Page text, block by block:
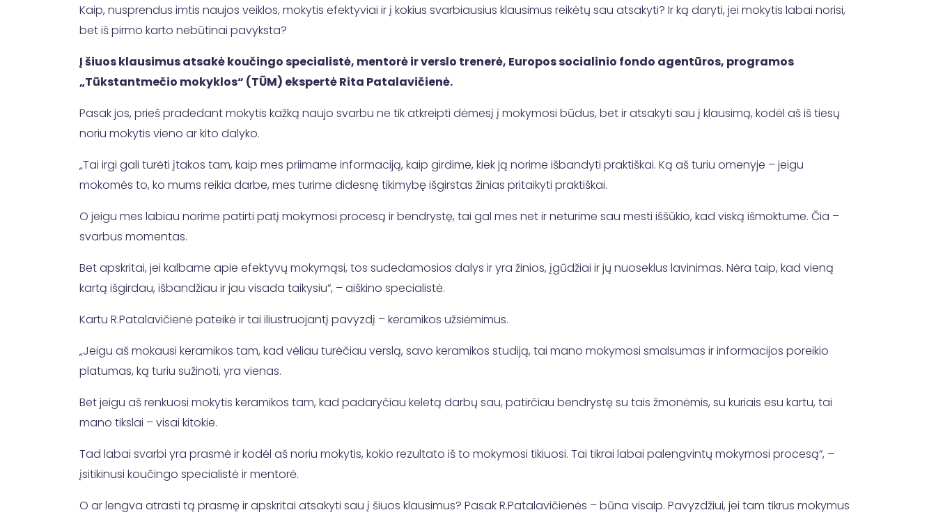
Kaip, nusprendus imtis naujos veiklos, mokytis efektyviai ir į kokius svarbiausius klausimus reikėtų sau atsakyti? Ir ką daryti, jei mokytis labai norisi,
bet iš pirmo karto nebūtinai pavyksta?
Į šiuos klausimus atsakė koučingo specialistė, mentorė ir verslo trenerė, Europos socialinio fondo agentūros, programos
„Tūkstantmečio mokyklos“ (TŪM) ekspertė Rita Patalavičienė.
Pasak jos, prieš pradedant mokytis kažką naujo svarbu ne tik atkreipti dėmesį į mokymosi būdus, bet ir atsakyti sau į klausimą, kodėl aš iš tiesų
noriu mokytis vieno ar kito dalyko.
„Tai irgi gali turėti įtakos tam, kaip mes priimame informaciją, kaip girdime, kiek ją norime išbandyti praktiškai. Ką aš turiu omenyje – jeigu
mokomės to, ko mums reikia darbe, mes turime didesnę tikimybę išgirstas žinias pritaikyti praktiškai.
O jeigu mes labiau norime patirti patį mokymosi procesą ir bendrystę, tai gal mes net ir neturime sau mesti iššūkio, kad viską išmoktume. Čia –
svarbus momentas.
Bet apskritai, jei kalbame apie efektyvų mokymąsi, tos sudedamosios dalys ir yra žinios, įgūdžiai ir jų nuoseklus lavinimas. Nėra taip, kad vieną
kartą išgirdau, išbandžiau ir jau visada taikysiu“, – aiškino specialistė.
Kartu R.Patalavičienė pateikė ir tai iliustruojantį pavyzdį – keramikos užsiėmimus.
„Jeigu aš mokausi keramikos tam, kad vėliau turėčiau verslą, savo keramikos studiją, tai mano mokymosi smalsumas ir informacijos poreikio
platumas, ką turiu sužinoti, yra vienas.
Bet jeigu aš renkuosi mokytis keramikos tam, kad padaryčiau keletą darbų sau, patirčiau bendrystę su tais žmonėmis, su kuriais esu kartu, tai
mano tikslai – visai kitokie.
Tad labai svarbi yra prasmė ir kodėl aš noriu mokytis, kokio rezultato iš to mokymosi tikiuosi. Tai tikrai labai palengvintų mokymosi procesą“, –
įsitikinusi koučingo specialistė ir mentorė.
O ar lengva atrasti tą prasmę ir apskritai atsakyti sau į šiuos klausimus? Pasak R.Patalavičienės – būna visaip. Pavyzdžiui, jei tam tikrus mokymus